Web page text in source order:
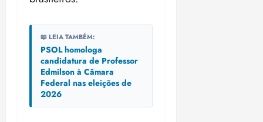
📖 LEIA TAMBÉM:
PSOL homologa
candidatura de Professor
Edmilson à Câmara
Federal nas eleições de
2026